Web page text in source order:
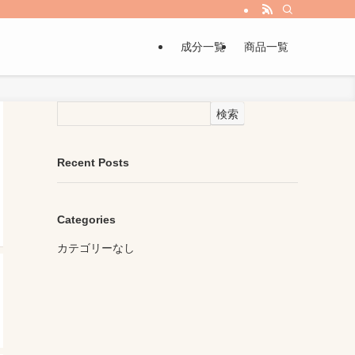
成分一覧 商品一覧
検索
Recent Posts
Categories
カテゴリーなし